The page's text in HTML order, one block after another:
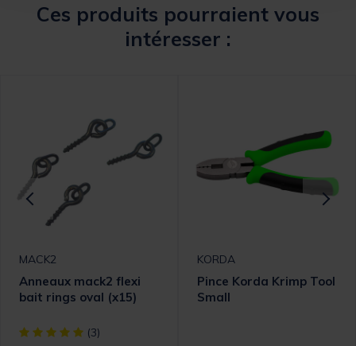
Ces produits pourraient vous
intéresser :
Rating
MACK2
Anneaux mack2 flexi
bait rings oval (x15)
[object Object] out of 5 Customer Rating
(3)
KORDA
Pince Korda Krimp Tool
Small